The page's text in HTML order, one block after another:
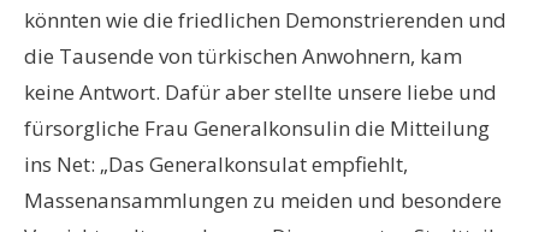
könnten wie die friedlichen Demonstrierenden und
die Tausende von türkischen Anwohnern, kam
keine Antwort. Dafür aber stellte unsere liebe und
fürsorgliche Frau Generalkonsulin die Mitteilung
ins Net: „Das Generalkonsulat empfiehlt,
Massenansammlungen zu meiden und besondere